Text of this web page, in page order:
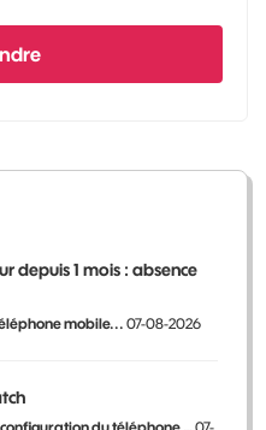
depuis 1 mois : absence
mobile... 07-08-2026